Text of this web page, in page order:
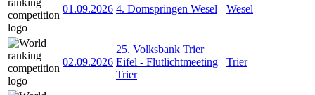
01.09.2026 4. Domspringen Wesel Wesel
02.09.2026
25. Volksbank Trier
Eifel - Flutlichtmeeting
Trier
Trier